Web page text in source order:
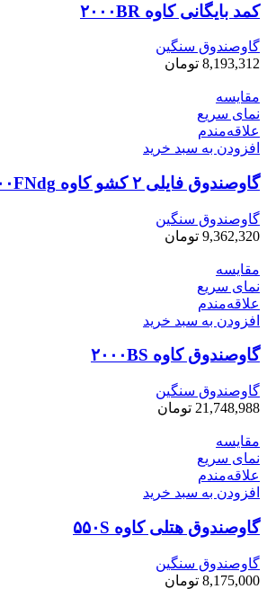
کمد بایگانی کاوه ۲۰۰۰BR
گاوصندوق سنگین
8,193,312 تومان
مقایسه
نمای سریع
علاقه‌مندم
افزودن به سبد خرید
گاوصندوق فایلی ۲ کشو کاوه ۳۰۰FNdg
گاوصندوق سنگین
9,362,320 تومان
مقایسه
نمای سریع
علاقه‌مندم
افزودن به سبد خرید
گاوصندوق کاوه ۲۰۰۰BS
گاوصندوق سنگین
21,748,988 تومان
مقایسه
نمای سریع
علاقه‌مندم
افزودن به سبد خرید
گاوصندوق هتلی کاوه ۵۵۰S
گاوصندوق سنگین
8,175,000 تومان